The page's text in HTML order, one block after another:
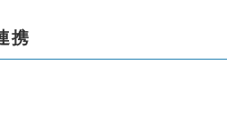
携